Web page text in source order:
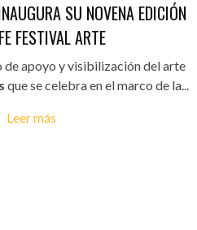
SU NOVENA EDICIÓN
FESTIVAL ARTE
de apoyo y visibilización del arte
que se celebra en el marco de la...
Leer más